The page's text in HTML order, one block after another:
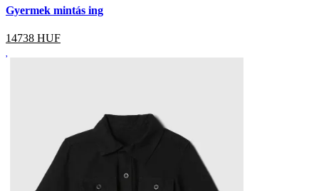
Gyermek mintás ing
14738 HUF